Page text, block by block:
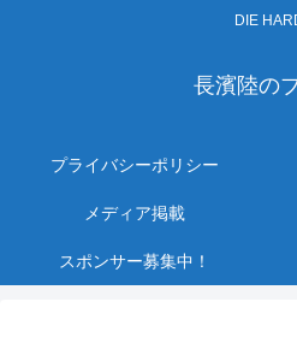
DIE
長濱陸の
プライバシーポリシー
メディア掲載
スポンサー募集中！